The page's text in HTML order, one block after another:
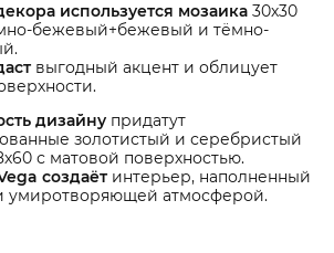
используется мозаика 30х30
бежевый+бежевый и тёмно-
выгодный акцент и облицует
дизайну придатут
золотистый и серебристый
с матовой поверхностью.
создаёт интерьер, наполненный
умиротворяющей атмосферой.